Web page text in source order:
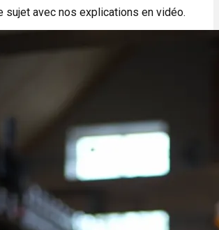
avec nos explications en vidéo.